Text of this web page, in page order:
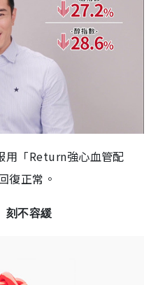
用「Return強心血管配
復正常。
刻不容緩